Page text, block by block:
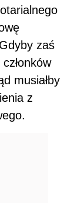
zaś
musiałby
z